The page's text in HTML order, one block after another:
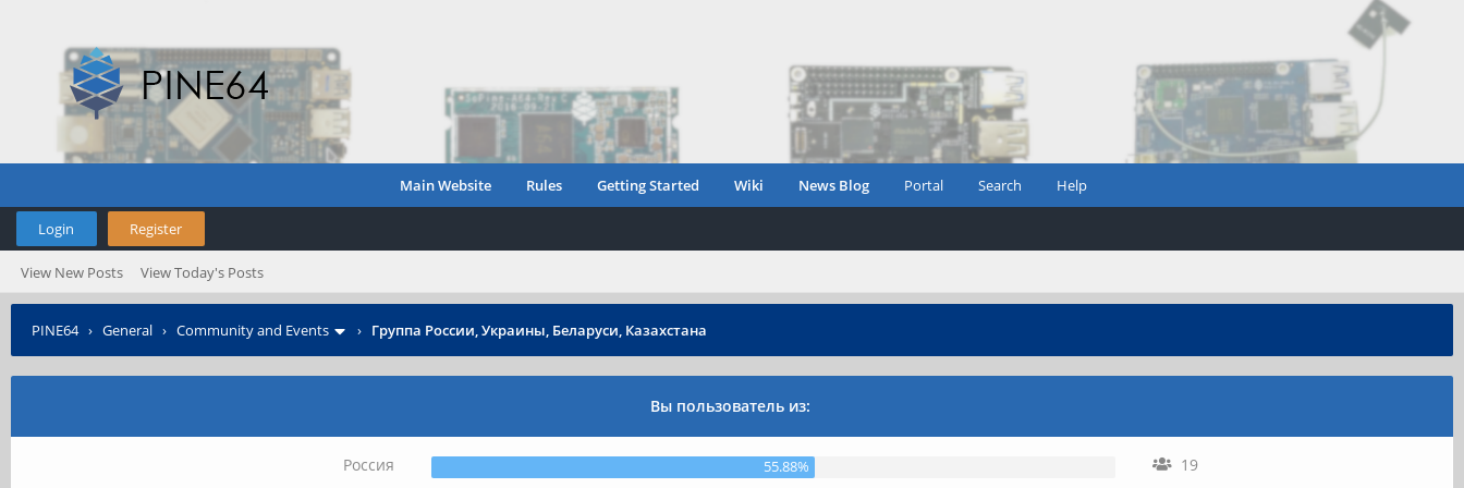
Main Website Rules Getting Started Wiki News Blog Portal Search Help
Login Register
View New Posts View Today's Posts
PINE64› General › Community and Events › Группа России, Украины, Беларуси, Казахстана
Вы пользователь из:
Россия 55.88% 19